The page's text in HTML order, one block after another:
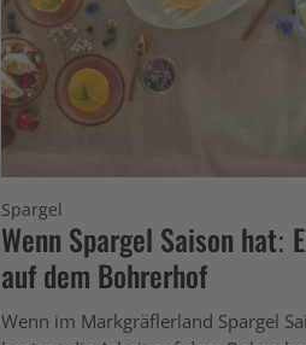
Spargel
Wenn Spargel Saison hat:
auf dem Bohrerhof
Wenn im Markgräflerland Spargel